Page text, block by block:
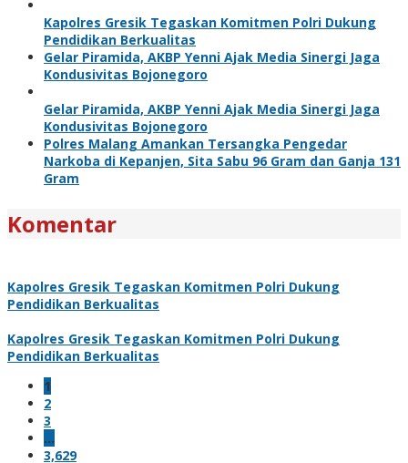
Kapolres Gresik Tegaskan Komitmen Polri Dukung
Pendidikan Berkualitas
Gelar Piramida, AKBP Yenni Ajak Media Sinergi Jaga
Kondusivitas Bojonegoro
Gelar Piramida, AKBP Yenni Ajak Media Sinergi Jaga
Kondusivitas Bojonegoro
Polres Malang Amankan Tersangka Pengedar
Narkoba di Kepanjen, Sita Sabu 96 Gram dan Ganja 131
Gram
Komentar
Kapolres Gresik Tegaskan Komitmen Polri Dukung
Pendidikan Berkualitas
Kapolres Gresik Tegaskan Komitmen Polri Dukung
Pendidikan Berkualitas
1
2
3
…
3,629